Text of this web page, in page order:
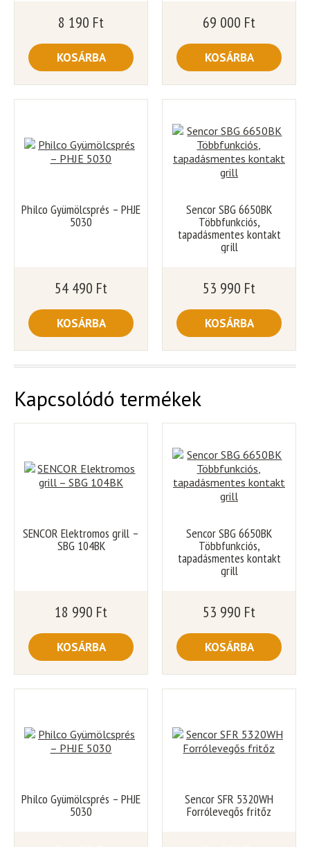
8 190 Ft
KOSÁRBA
69 000 Ft
KOSÁRBA
Philco Gyümölcsprés – PHJE
5030
54 490 Ft
KOSÁRBA
Sencor SBG 6650BK
Többfunkciós,
tapadásmentes kontakt
grill
53 990 Ft
KOSÁRBA
Kapcsolódó termékek
SENCOR Elektromos grill –
SBG 104BK
18 990 Ft
KOSÁRBA
Sencor SBG 6650BK
Többfunkciós,
tapadásmentes kontakt
grill
53 990 Ft
KOSÁRBA
Philco Gyümölcsprés – PHJE
5030
Sencor SFR 5320WH
Forrólevegős fritőz